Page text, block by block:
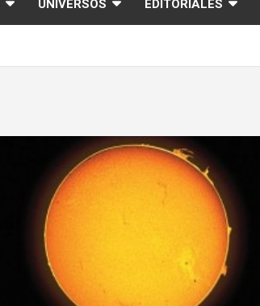
UNIVERSOS EDITORIALES